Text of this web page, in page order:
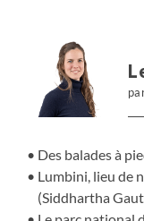
sur les sommets
Des balades à
Lumbini, lieu de
(Siddhartha